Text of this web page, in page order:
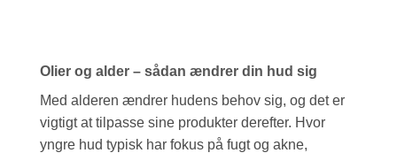
Olier og alder – sådan ændrer din hud sig
Med alderen ændrer hudens behov sig, og det er
vigtigt at tilpasse sine produkter derefter. Hvor
yngre hud typisk har fokus på fugt og akne,